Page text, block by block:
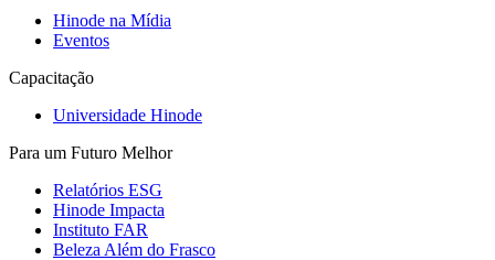
Hinode na Mídia
Eventos
Capacitação
Universidade Hinode
Para um Futuro Melhor
Relatórios ESG
Hinode Impacta
Instituto FAR
Beleza Além do Frasco